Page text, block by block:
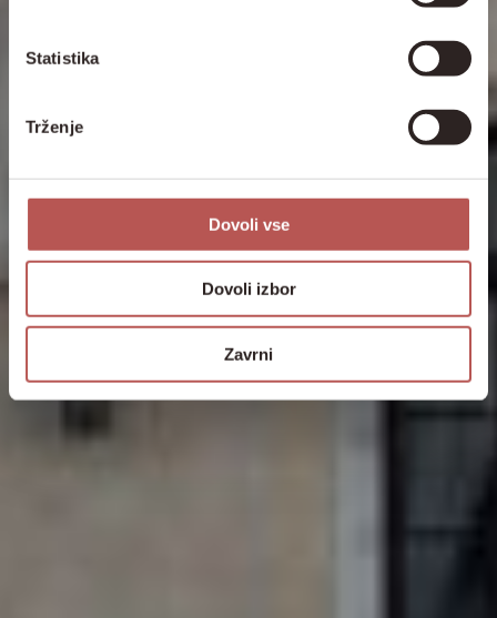
Statistika
Trženje
Dovoli vse
Dovoli izbor
Zavrni